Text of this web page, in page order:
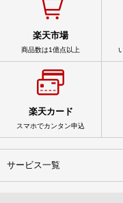
楽天市場
商品数は1億点以上
楽天カード
スマホでカンタン申込
サービス一覧